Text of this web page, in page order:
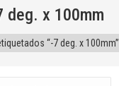
deg. x 100mm
“-7 deg. x 100mm”